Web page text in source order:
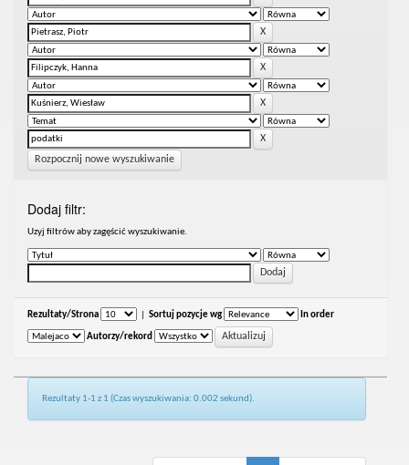
Rozpocznij nowe wyszukiwanie
Dodaj filtr:
Uzyj filtrów aby zagęścić wyszukiwanie.
Rezultaty/Strona Sortuj pozycje wg In order
Autorzy/rekord
Rezultaty 1-1 z 1 (Czas wyszukiwania: 0.002 sekund).